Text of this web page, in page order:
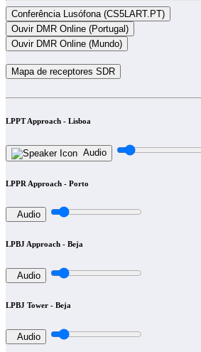
LPPT Approach - Lisboa
Audio
LPPR Approach - Porto
Audio
LPBJ Approach - Beja
Audio
LPBJ Tower - Beja
Audio